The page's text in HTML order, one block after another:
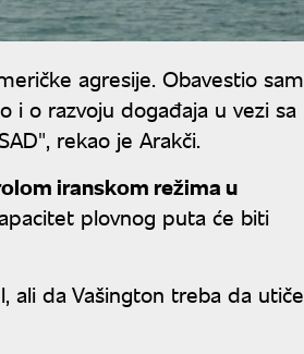
agresije. Obavestio sam
i o razvoju događaja u vezi sa
rekao je Arakči.
iranskom režima u
plovnog puta će biti
ali da Vašington treba da utiče